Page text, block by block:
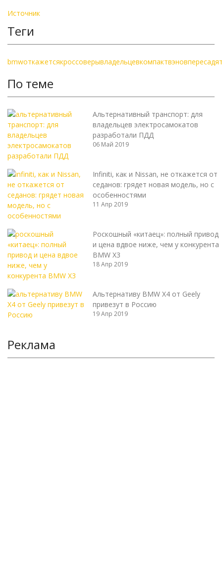
Источник
Теги
bmwоткажетсякроссоверывладельцевкомпактвэнов
По теме
Альтернативный транспорт: для
владельцев электросамокатов
разработали ПДД
06 Май 2019
Infiniti, как и Nissan, не откажется от
седанов: грядет новая модель, но с
особенностями
11 Апр 2019
Роскошный «китаец»: полный привод
и цена вдвое ниже, чем у конкурента
BMW X3
18 Апр 2019
Альтернативу BMW X4 от Geely
привезут в Россию
19 Апр 2019
Реклама